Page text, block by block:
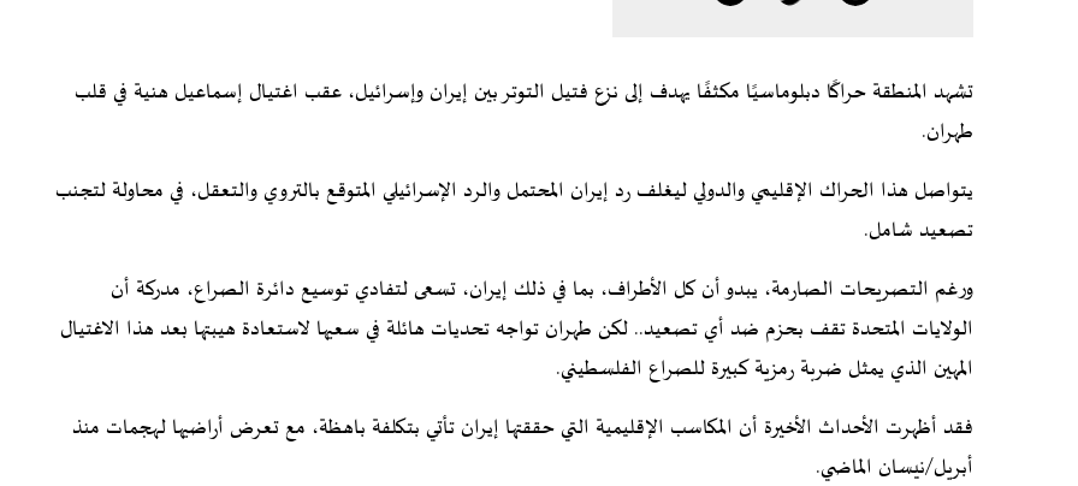
تشهد المنطقة حراكًا دبلوماسيًا مكثفًا يهدف إلى نزع فتيل التوتر بين إيران وإسرائيل، عقب اغتيال إسماعيل هنية في قلب
طهران.
يتواصل هذا الحراك الإقليمي والدولي ليغلف رد إيران المحتمل والرد الإسرائيلي المتوقع بالتروي والتعقل، في محاولة لتجنب
تصعيد شامل.
ورغم التصريحات الصارمة، يبدو أن كل الأطراف، بما في ذلك إيران، تسعى لتفادي توسيع دائرة الصراع، مدركة أن
الولايات المتحدة تقف بحزم ضد أي تصعيد.. لكن طهران تواجه تحديات هائلة في سعيها لاستعادة هيبتها بعد هذا الاغتيال
المهين الذي يمثل ضربة رمزية كبيرة للصراع الفلسطيني.
فقد أظهرت الأحداث الأخيرة أن المكاسب الإقليمية التي حققتها إيران تأتي بتكلفة باهظة، مع تعرض أراضيها لهجمات منذ
أبريل/نيسان الماضي.